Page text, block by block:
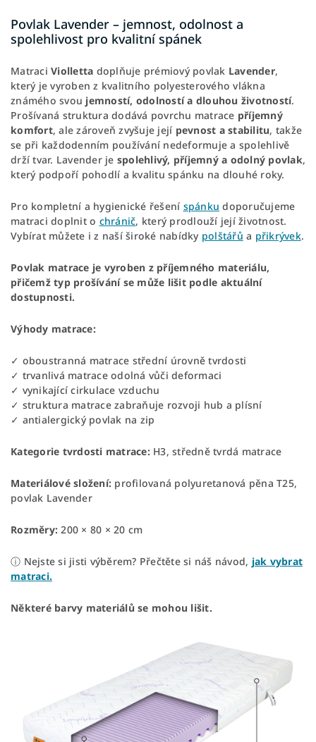
Povlak Lavender – jemnost, odolnost a
spolehlivost pro kvalitní spánek
Matraci Violletta doplňuje prémiový povlak Lavender,
který je vyroben z kvalitního polyesterového vlákna
známého svou jemností, odolností a dlouhou životností.
Prošívaná struktura dodává povrchu matrace příjemný
komfort, ale zároveň zvyšuje její pevnost a stabilitu, takže
se při každodenním používání nedeformuje a spolehlivě
drží tvar. Lavender je spolehlivý, příjemný a odolný povlak,
který podpoří pohodlí a kvalitu spánku na dlouhé roky.
Pro kompletní a hygienické řešení spánku doporučujeme
matraci doplnit o chránič, který prodlouží její životnost.
Vybírat můžete i z naší široké nabídky polštářů a přikrývek.
Povlak matrace je vyroben z příjemného materiálu,
přičemž typ prošívání se může lišit podle aktuální
dostupnosti.
Výhody matrace:
✓ oboustranná matrace střední úrovně tvrdosti
✓ trvanlivá matrace odolná vůči deformaci
✓ vynikající cirkulace vzduchu
✓ struktura matrace zabraňuje rozvoji hub a plísní
✓ antialergický povlak na zip
Kategorie tvrdosti matrace: H3, středně tvrdá matrace
Materiálové složení: profilovaná polyuretanová pěna T25,
povlak Lavender
Rozměry: 200 × 80 × 20 cm
ⓘ Nejste si jisti výběrem? Přečtěte si náš návod, jak vybrat
matraci.
Některé barvy materiálů se mohou lišit.